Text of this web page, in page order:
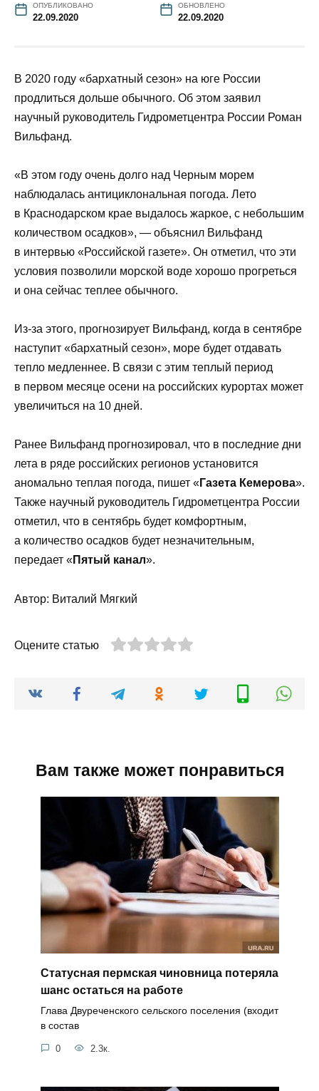
ОПУБЛИКОВАНО
22.09.2020
ОБНОВЛЕНО
22.09.2020
В 2020 году «бархатный сезон» на юге России
продлиться дольше обычного. Об этом заявил
научный руководитель Гидрометцентра России Роман
Вильфанд.
«В этом году очень долго над Черным морем
наблюдалась антициклональная погода. Лето
в Краснодарском крае выдалось жаркое, с небольшим
количеством осадков», — объяснил Вильфанд
в интервью «Российской газете». Он отметил, что эти
условия позволили морской воде хорошо прогреться
и она сейчас теплее обычного.
Из-за этого, прогнозирует Вильфанд, когда в сентябре
наступит «бархатный сезон», море будет отдавать
тепло медленнее. В связи с этим теплый период
в первом месяце осени на российских курортах может
увеличиться на 10 дней.
Ранее Вильфанд прогнозировал, что в последние дни
лета в ряде российских регионов установится
аномально теплая погода, пишет «Газета Кемерова».
Также научный руководитель Гидрометцентра России
отметил, что в сентябрь будет комфортным,
а количество осадков будет незначительным,
передает «Пятый канал».
Автор: Виталий Мягкий
Оцените статью
Вам также может понравиться
Статусная пермская чиновница потеряла
шанс остаться на работе
Глава Двуреченского сельского поселения (входит
в состав
0 2.3к.